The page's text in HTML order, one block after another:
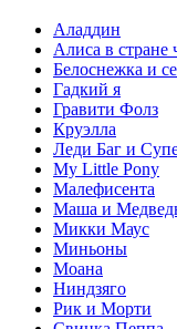
Аладдин
Алиса в стране
Белоснежка и
Гадкий я
Гравити Фолз
Круэлла
Леди Баг и
My Little Pony
Малефисента
Маша и
Микки Маус
Миньоны
Моана
Ниндзяго
Рик и Морти